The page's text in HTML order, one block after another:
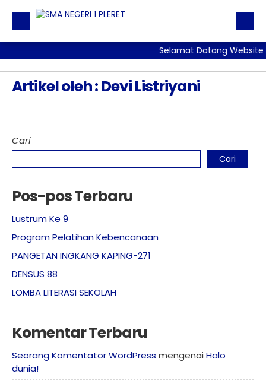
PROFIL
TATA TERTIB
GALERI
LAYANAN
Selamat Datang Website
Artikel oleh : Devi Listriyani
Cari
Cari
Pos-pos Terbaru
Lustrum Ke 9
Program Pelatihan Kebencanaan
PANGETAN INGKANG KAPING-271
DENSUS 88
LOMBA LITERASI SEKOLAH
Komentar Terbaru
Seorang Komentator WordPress mengenai Halo
dunia!